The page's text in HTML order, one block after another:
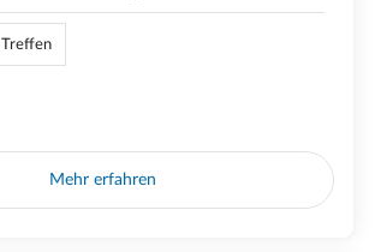
Treffen
Mehr erfahren